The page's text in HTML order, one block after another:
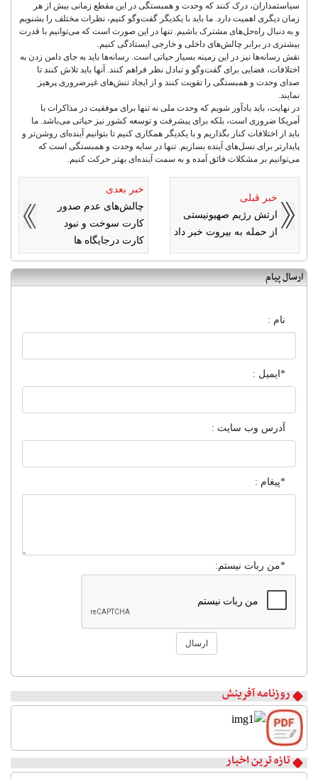
سیاستمداران، درک کنند که وحدت و همبستگی در این مقطع زمانی بیش از هر
زمان دیگری اهمیت دارد. ما باید با یکدیگر گفت‌وگو کنیم، نظرات مختلف را بشنویم
و به دنبال راه‌حل‌های مشترک باشیم. تنها در این صورت است که می‌توانیم با قدرت
بیشتری در برابر چالش‌های داخلی و خارجی ایستادگی کنیم.
نقش رسانه‌ها نیز در این زمینه بسیار حیاتی است. رسانه‌ها باید به جای دامن زدن به
اختلافات، فضایی برای گفت‌وگو و تبادل نظر فراهم کنند. آنها باید تلاش کنند تا
صدای وحدت و همبستگی را تقویت کنند و از ایجاد تنش‌های غیرضروری پرهیز
نمایند.
در نهایت، باید یادآور شویم که وحدت ملی نه تنها برای موفقیت در مذاکرات با
آمریکا ضروری است، بلکه برای پیشرفت و توسعه کشور نیز حیاتی می‌باشد. ما
باید از اختلافات کنار بگذاریم و با یکدیگر همکاری کنیم تا بتوانیم آینده‌ای روشن‌تر و
پایدارتر برای نسل‌های آینده بسازیم. تنها در سایه وحدت و همبستگی است که
می‌توانیم بر مشکلات فائق آمده و به سمت آینده‌ای بهتر حرکت کنیم.
خبر قبلی
ارتش رژیم صهیونیستی
از حمله به بیروت خبر داد
خبر بعدی
چالش‌های عدم صدور
کارت سوخت و نبود
کارت درجایگاه ها
ارسال پیام
نام :
*ایمیل :
آدرس وب سایت :
*پیغام :
*من ربات نیستم:
ارسال
روزنامه آفرینش
۲
۳
۴
۵
۶
۷
۸
تازه ترین اخبار